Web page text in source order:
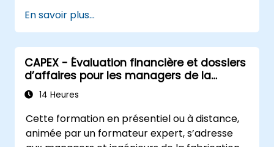
En savoir plus...
CAPEX - Évaluation financière et dossiers
d’affaires pour les managers de la
fabrication
14 Heures
Cette formation en présentiel ou à distance,
animée par un formateur expert, s’adresse